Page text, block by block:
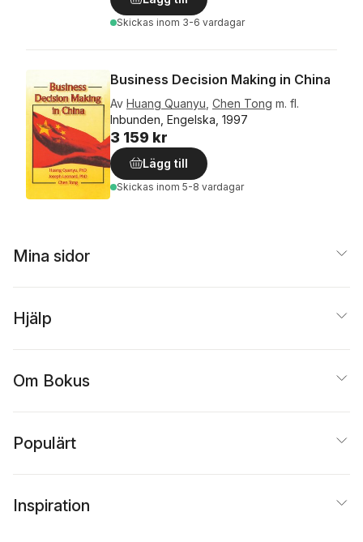
Skickas inom 3-6 vardagar
Business Decision Making in China
Av Huang Quanyu Chen Tong m. fl.
Inbunden, Engelska, 1997
3 159 kr
Lägg till
Skickas inom 5-8 vardagar
Mina sidor
Hjälp
Om Bokus
Populärt
Inspiration